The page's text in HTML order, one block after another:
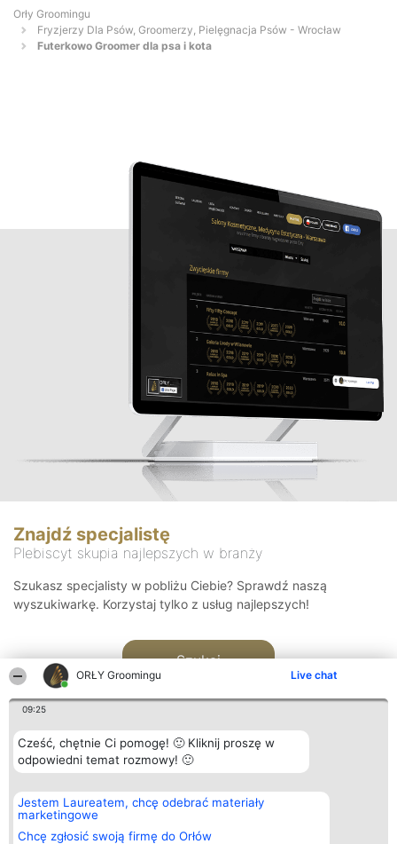
ORŁY Groomingu Live chat
09:25
Cześć, chętnie Ci pomogę! 🙂 Kliknij proszę w
odpowiedni temat rozmowy! 🙂
Jestem Laureatem, chcę odebrać materiały
marketingowe
Chcę zgłosić swoją firmę do Orłów
Orły Groomingu
Fryzjerzy Dla Psów, Groomerzy, Pielęgnacja Psów - Wrocław
Futerkowo Groomer dla psa i kota
Znajdź specjalistę
Plebiscyt skupia najlepszych w branży
Szukasz specjalisty w pobliżu Ciebie? Sprawdź naszą
wyszukiwarkę. Korzystaj tylko z usług najlepszych!
Szukaj
Organizator plebiscytu
Bright Side Solutions sp. z o.
o. sp. k.
ul. Ruska 22
Plebiscyt
Laureaci
wszystkich
Kontakt
Kontakt